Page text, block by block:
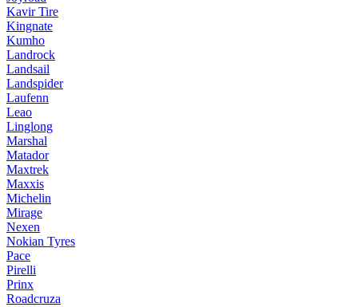
Kavir Tire
Kingnate
Kumho
Landrock
Landsail
Landspider
Laufenn
Leao
Linglong
Marshal
Matador
Maxtrek
Maxxis
Michelin
Mirage
Nexen
Nokian Tyres
Pace
Pirelli
Prinx
Roadcruza